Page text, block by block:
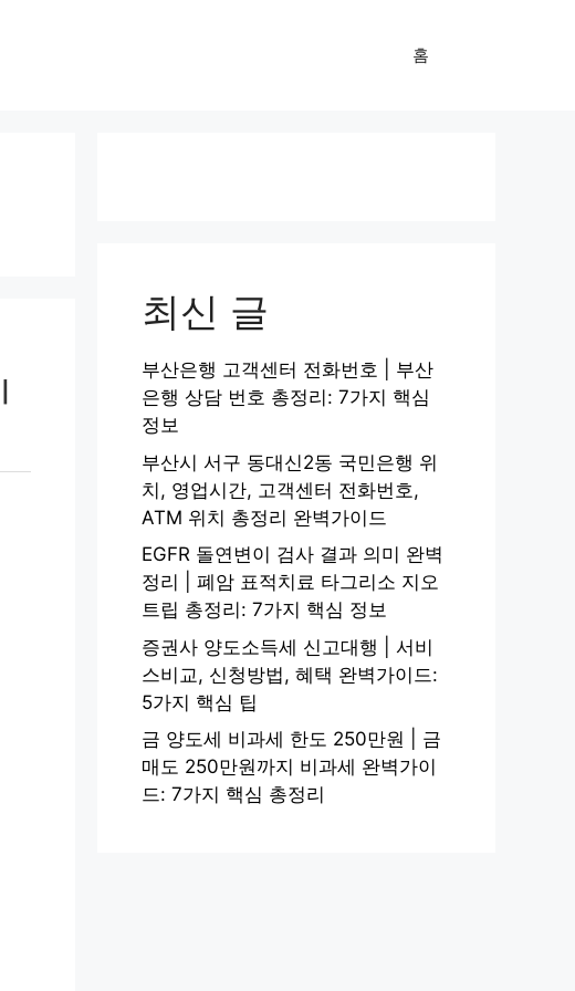
홈
최신 글
부산은행 고객센터 전화번호 | 부산
은행 상담 번호 총정리: 7가지 핵심
정보
부산시 서구 동대신2동 국민은행 위
치, 영업시간, 고객센터 전화번호,
ATM 위치 총정리 완벽가이드
EGFR 돌연변이 검사 결과 의미 완벽
정리 | 폐암 표적치료 타그리소 지오
트립 총정리: 7가지 핵심 정보
증권사 양도소득세 신고대행 | 서비
스비교, 신청방법, 혜택 완벽가이드:
5가지 핵심 팁
금 양도세 비과세 한도 250만원 | 금
매도 250만원까지 비과세 완벽가이
드: 7가지 핵심 총정리